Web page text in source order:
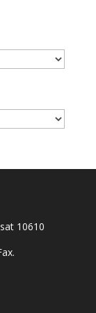
10610